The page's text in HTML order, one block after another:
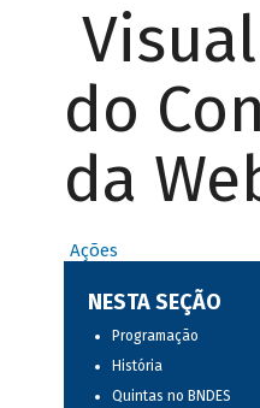
do
da
Ações
NESTA SEÇÃO
Programação
História
Quintas no BNDES